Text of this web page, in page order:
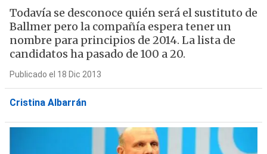
Todavía se desconoce quién será el sustituto de
Ballmer pero la compañía espera tener un
nombre para principios de 2014. La lista de
candidatos ha pasado de 100 a 20.
Publicado el 18 Dic 2013
Cristina Albarrán